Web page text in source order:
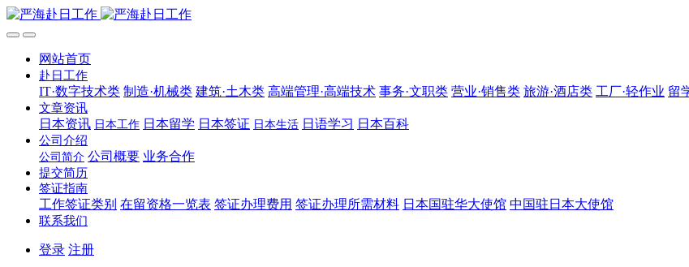
网站首页
赴日工作
IT·数字技术类 制造·机械类 建筑·土木类 高端管理·高端技术 事务·文职类 营业·销售类 旅游·酒店类 工厂·轻作业 留
文章资讯
日本资讯 日本工作 日本留学 日本签证 日本生活 日语学习 日本百科
公司介绍
公司简介 公司概要 业务合作
提交简历
签证指南
工作签证类别 在留资格一览表 签证办理费用 签证办理所需材料 日本国驻华大使馆 中国驻日本大使馆
联系我们
登录 注册